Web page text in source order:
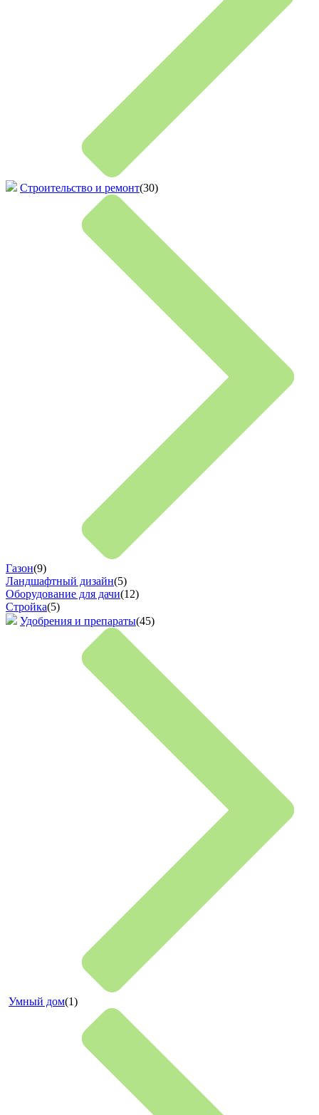
Строительство и ремонт(30)
Газон(9)
Ландшафтный дизайн(5)
Оборудование для дачи(12)
Стройка(5)
Удобрения и препараты(45)
Умный дом(1)